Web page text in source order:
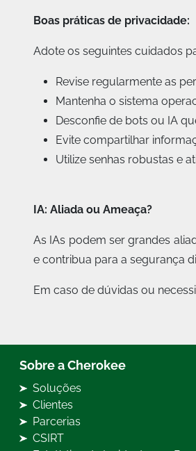
Boas práticas de privacidade:
Adote os seguintes cuidados
Revise regularmente as
Mantenha o sistema
Desconfie de bots ou IA
Evite compartilhar
Utilize senhas robustas e
IA: Aliada ou Ameaça?
As IAs podem ser grandes
e contribua para a segurança
Em caso de dúvidas ou
Sobre a Cherokee
Soluções
Clientes
Parcerias
CSIRT